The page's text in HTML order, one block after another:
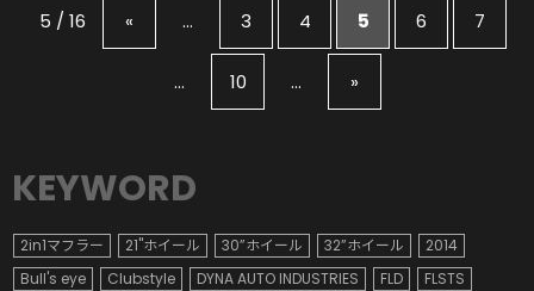
5 / 16 « ... 3 4 5 6 7
... 10 ... »
KEYWORD
2in1マフラー 21"ホイール 30”ホイール 32”ホイール
2014
Bull's eye
Clubstyle DYNA AUTO INDUSTRIES FLD
FLSTS